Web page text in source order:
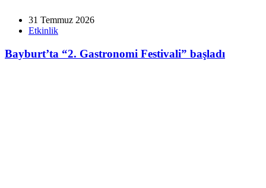
31 Temmuz 2026
Etkinlik
Bayburt’ta “2. Gastronomi Festivali” başladı